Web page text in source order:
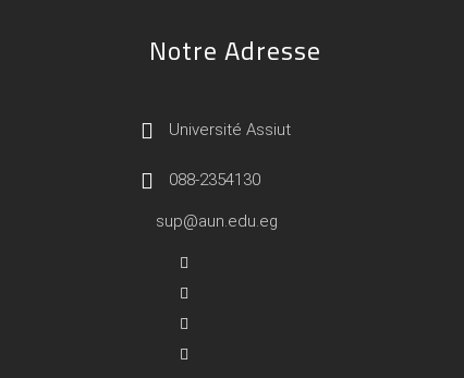
Notre Adresse
Université Assiut
088-2354130
sup@aun.edu.eg